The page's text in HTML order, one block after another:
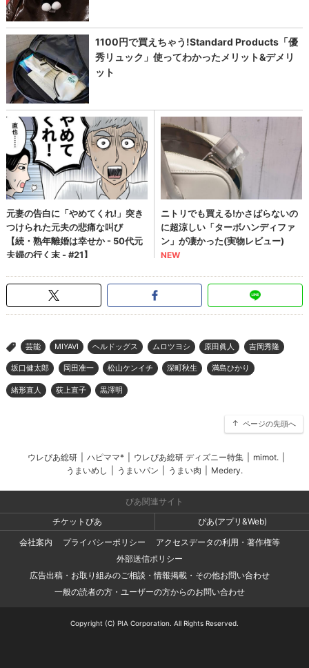
> 芸能 MIYAVI ヘルドッグス ムロツヨシ 原田眞人 吉岡秀隆
坂口健太郎 岡田准一 松山ケンイチ 深町秋生 満島ひかり
緒形直人 荻上直子 黒澤明
ページの先頭へ
ウレぴあ総研 ハピママ* ウレぴあ総研 ディズニー特集 mimot.
うまいめし
うまいパン うまい肉 Medery.
ぴあ関連サイト
チケットぴあ
ぴあ(アプリ&Web)
会社案内
プライバシーポリシー
アクセスデータの利用・著作権等
外部送信ポリシー
広告出稿・お取り組みのご相談・情報掲載・その他お問い合わせ
一般の読者の方・ユーザーの方からのお問い合わせ
Copyright (C) PIA Corporation. All Rights Reserved.